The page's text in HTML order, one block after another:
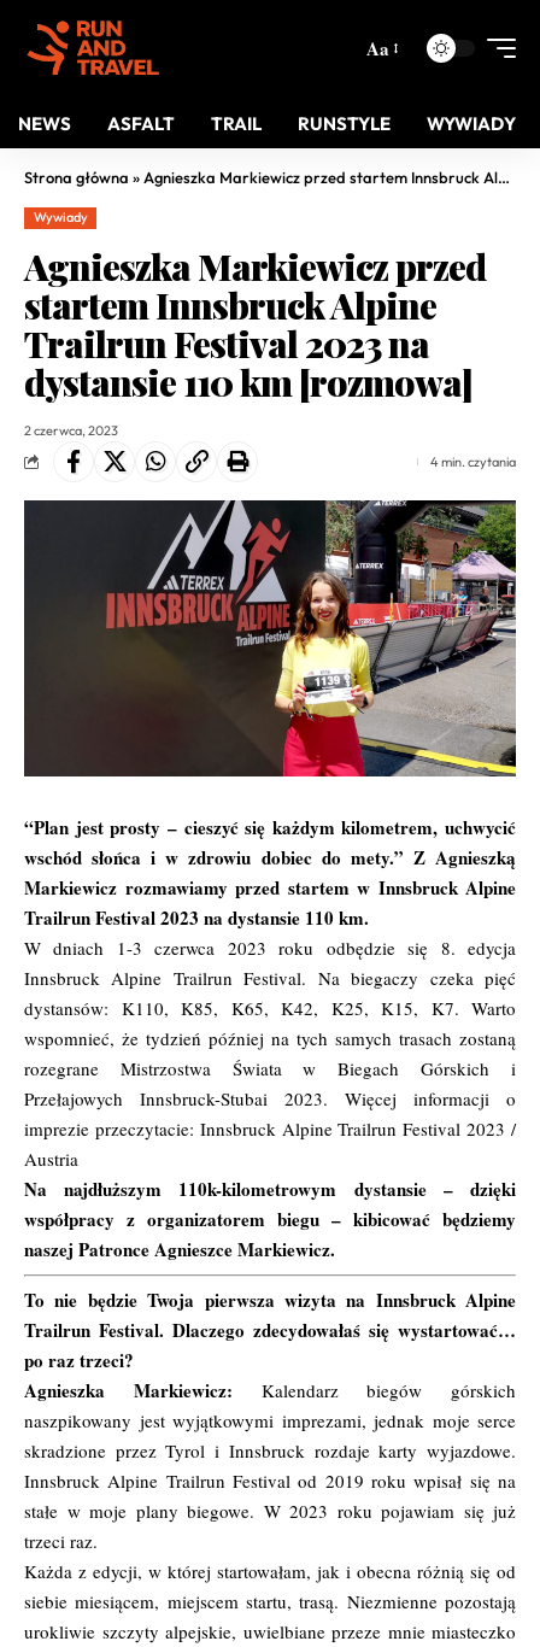
Aa
NEWS ASFALT TRAIL RUNSTYLE WYWIADY
Strona główna » Agnieszka Markiewicz przed startem Innsbruck Alpine Trailrun Festival 2023 na dystansie 110 km [rozmowa]
Wywiady
Agnieszka Markiewicz przed
startem Innsbruck Alpine
Trailrun Festival 2023 na
dystansie 110 km [rozmowa]
2 czerwca, 2023
4 min. czytania
“Plan jest prosty – cieszyć się każdym kilometrem, uchwycić
wschód słońca i w zdrowiu dobiec do mety.” Z Agnieszką
Markiewicz rozmawiamy przed startem w Innsbruck Alpine
Trailrun Festival 2023 na dystansie 110 km.
W dniach 1-3 czerwca 2023 roku odbędzie się 8. edycja
Innsbruck Alpine Trailrun Festival. Na biegaczy czeka pięć
dystansów: K110, K85, K65, K42, K25, K15, K7. Warto
wspomnieć, że tydzień później na tych samych trasach zostaną
rozegrane Mistrzostwa Świata w Biegach Górskich i
Przełajowych Innsbruck-Stubai 2023. Więcej informacji o
imprezie przeczytacie: Innsbruck Alpine Trailrun Festival 2023 /
Austria
Na najdłuższym 110k-kilometrowym dystansie – dzięki
współpracy z organizatorem biegu – kibicować będziemy
naszej Patronce Agnieszce Markiewicz.
To nie będzie Twoja pierwsza wizyta na Innsbruck Alpine
Trailrun Festival. Dlaczego zdecydowałaś się wystartować…
po raz trzeci?
Agnieszka Markiewicz: Kalendarz biegów górskich
naszpikowany jest wyjątkowymi imprezami, jednak moje serce
skradzione przez Tyrol i Innsbruck rozdaje karty wyjazdowe.
Innsbruck Alpine Trailrun Festival od 2019 roku wpisał się na
stałe w moje plany biegowe. W 2023 roku pojawiam się już
trzeci raz.
Każda z edycji, w której startowałam, jak i obecna różnią się od
siebie miesiącem, miejscem startu, trasą. Niezmienne pozostają
urokliwie szczyty alpejskie, uwielbiane przeze mnie miasteczko